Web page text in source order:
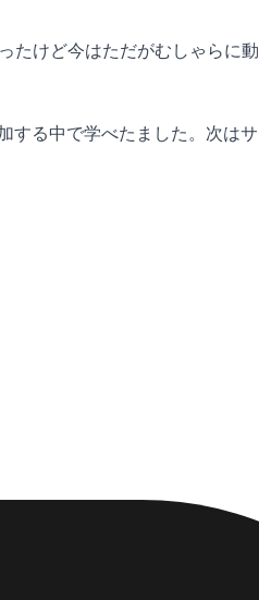
たけど今はただがむしゃらに
る中で学べたました。次は